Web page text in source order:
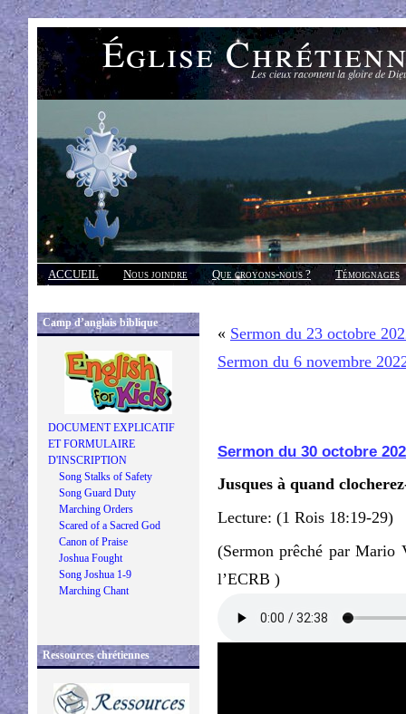
Église Les cieux racontent la gloire de
ACCUEIL Nous joindre Que croyons-nous ?
Témoignages
Réponses
Camp d’anglais biblique
DOCUMENT EXPLICATIF
ET FORMULAIRE
D'INSCRIPTION
Song Stalks of Safety
Song Guard Duty
Marching Orders
Scared of a Sacred God
Canon of Praise
Joshua Fought
Song Joshua 1-9
Marching Chant
Ressources chrétiennes
« Sermon du 23 octobre
Sermon du 6 novembre
Sermon du 30 octobre
Jusques à quand
Lecture: (1 Rois 18:19-29)
(Sermon prêché par Mario
l’ECRB )